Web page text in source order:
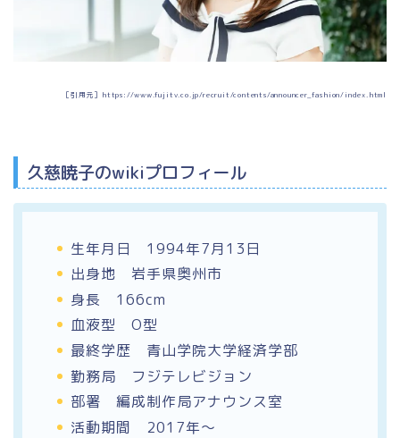
［引用元］https://www.fujitv.co.jp/recruit/contents/announcer_fashion/index.html
久慈暁子のwikiプロフィール
生年月日 1994年7月13日
出身地 岩手県奥州市
身長 166cm
血液型 O型
最終学歴 青山学院大学経済学部
勤務局 フジテレビジョン
部署 編成制作局アナウンス室
活動期間 2017年～